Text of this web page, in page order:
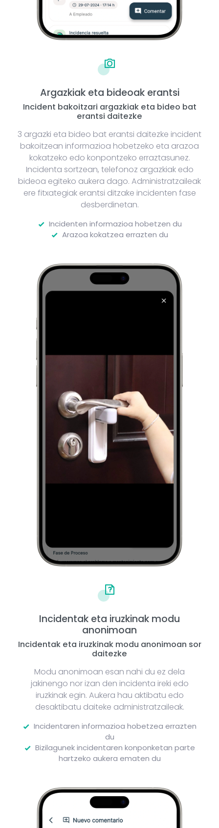
Argazkiak eta bideoak erantsi
Incident bakoitzari argazkiak eta bideo bat
erantsi daitezke
3 argazki eta bideo bat erantsi daitezke incident
bakoitzean informazioa hobetzeko eta arazoa
kokatzeko edo konpontzeko erraztasunez.
Incidenta sortzean, telefonoz argazkiak edo
bideoa egiteko aukera dago. Administratzaileak
ere fitxategiak erantsi ditzake incidenten fase
desberdinetan.
Incidenten informazioa hobetzen du
Arazoa kokatzea errazten du
Incidentak eta iruzkinak modu
anonimoan
Incidentak eta iruzkinak modu anonimoan sor
daitezke
Modu anonimoan esan nahi du ez dela
jakinengo nor izan den incidenta ireki edo
iruzkinak egin. Aukera hau aktibatu edo
desaktibatu daiteke administratzaileak.
Incidentaren informazioa hobetzea errazten
du
Bizilagunek incidentaren konponketan parte
hartzeko aukera ematen du